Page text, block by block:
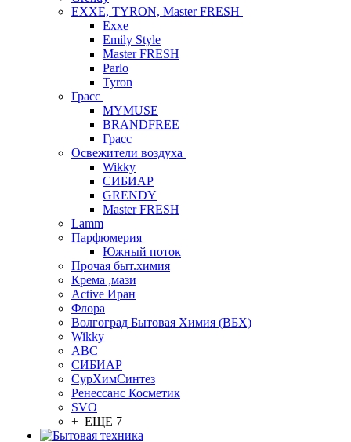
EXXE, TYRON, Master FRESH
Exxe
Emily Style
Master FRESH
Parlo
Tyron
Грасс
MYMUSE
BRANDFREE
Грасс
Освежители воздуха
Wikky
СИБИАР
GRENDY
Master FRESH
Lamm
Парфюмерия
Южный поток
Прочая быт.химия
Крема ,мази
Аctive Иран
Флора
Волгоград Бытовая Химия (ВБХ)
Wikky
АВС
СИБИАР
СурХимСинтез
Ренессанс Косметик
SVO
+ ЕЩЕ 7